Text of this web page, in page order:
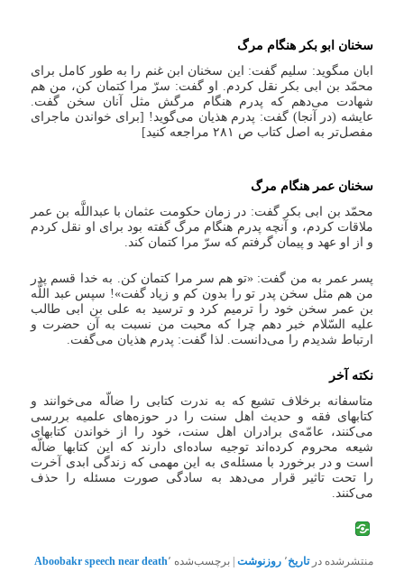
سخنان ابو بکر هنگام مرگ‏
ابان مى‏گوید: سلیم گفت: این سخنان ابن غنم را به طور کامل براى
محمّد بن ابى بکر نقل کردم. او گفت: سرّ مرا کتمان کن، من هم
شهادت مى‌دهم که پدرم هنگام مرگش مثل آنان سخن گفت.
عایشه (در آنجا) گفت: پدرم هذیان مى‏‌گوید! [برای خواندن ماجرای
مفصل‌تر به اصل کتاب ص ۲۸۱ مراجعه کنید]
سخنان عمر هنگام مرگ‏
محمّد بن ابى بکر گفت: در زمان حکومت عثمان با عبداللَّه بن عمر
ملاقات کردم، و آنچه پدرم هنگام مرگ گفته بود براى او نقل کردم
و از او عهد و پیمان گرفتم که سرّ مرا کتمان کند.
پسر عمر به من گفت: «تو هم سر مرا کتمان کن. به خدا قسم پدر
من هم مثل سخن پدر تو را بدون کم و زیاد گفت»! سپس عبد اللَّه
بن عمر سخن خود را ترمیم کرد و ترسید به على بن ابى طالب
علیه السّلام خبر دهم چرا که محبت من نسبت به آن حضرت و
ارتباط شدیدم را مى‌‏دانست. لذا گفت: پدرم هذیان مى‏‌گفت.
نکته آخر
متاسفانه برخلاف تشیع که به ندرت کتابی را ضالّه می‌خوانند و
کتابهای فقه و حدیث اهل سنت را در حوزه‌های علمیه بررسی
می‌کنند، عامّه‌ی برادران اهل سنت، خود را از خواندن کتابهای
شیعه محروم کرده‌اند توجیه ساده‌ای دارند که این کتابها ضالّه
است و در برخورد با مسئله‌ی به این مهمی که زندگی ابدی آخرت
را تحت تاثیر قرار می‌دهد به سادگی صورت مسئله را حذف
می‌کنند.
منتشرشده در تاریخ٬ روزنوشت |برچسب‌شده Aboobakr speech near death٬